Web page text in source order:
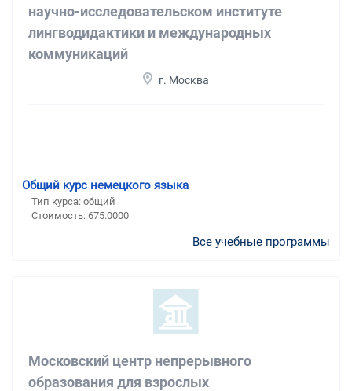
научно-исследовательском институте
лингводидактики и международных
коммуникаций
г. Москва
Общий курс немецкого языка
Тип курса: общий
Стоимость: 675.0000
Все учебные программы
Московский центр непрерывного
образования для взрослых